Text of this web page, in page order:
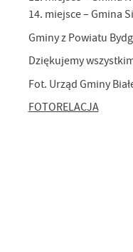
14. miejsce – Gmina
Gminy z Powiatu
Dziękujemy
Fot. Urząd Gminy
FOTORELACJA